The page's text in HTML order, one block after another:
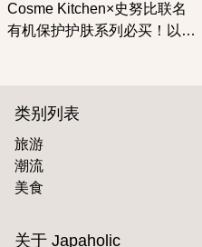
Cosme Kitchen×史努比联名
有机保护护肤系列必买！以
类别列表
旅游
潮流
美食
关于 Japaholic